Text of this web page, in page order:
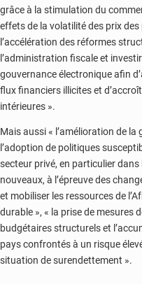
grâce à la stimulation du
effets de la volatilité des prix
l’accélération des réformes
l’administration fiscale et
gouvernance électronique afin
flux financiers illicites et
intérieures ».
Mais aussi « l’amélioration de
l’adoption de politiques
secteur privé, en particulier
nouveaux, à l’épreuve des
et mobiliser les ressources de
durable », « la prise de mesures
budgétaires structurels et
pays confrontés à un risque
situation de surendettement ».